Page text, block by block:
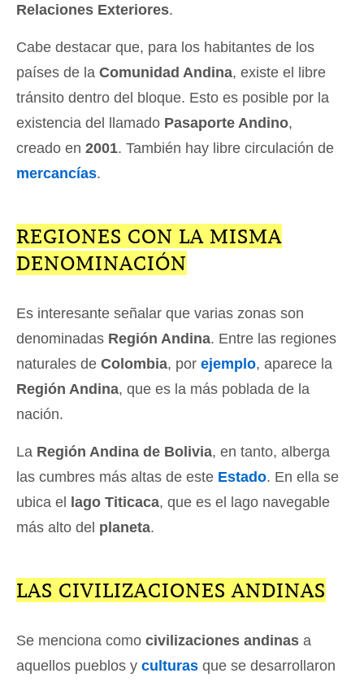
Relaciones Exteriores.
Cabe destacar que, para los habitantes de los
países de la Comunidad Andina, existe el libre
tránsito dentro del bloque. Esto es posible por la
existencia del llamado Pasaporte Andino,
creado en 2001. También hay libre circulación de
mercancías.
REGIONES CON LA MISMA
DENOMINACIÓN
Es interesante señalar que varias zonas son
denominadas Región Andina. Entre las regiones
naturales de Colombia, por ejemplo, aparece la
Región Andina, que es la más poblada de la
nación.
La Región Andina de Bolivia, en tanto, alberga
las cumbres más altas de este Estado. En ella se
ubica el
lago Titicaca, que es el lago navegable
más alto del planeta.
LAS CIVILIZACIONES ANDINAS
Se menciona como civilizaciones andinas a
aquellos pueblos y culturas que se desarrollaron